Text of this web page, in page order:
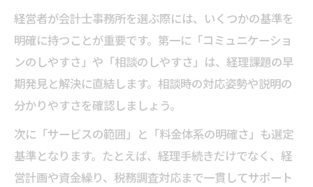
経営者が会計士事務所を選ぶ際には、いくつかの基準を
明確に持つことが重要です。第一に「コミュニケーショ
ンのしやすさ」や「相談のしやすさ」は、経理課題の早
期発見と解決に直結します。相談時の対応姿勢や説明の
分かりやすさを確認しましょう。
次に「サービスの範囲」と「料金体系の明確さ」も選定
基準となります。たとえば、経理手続きだけでなく、経
営計画や資金繰り、税務調査対応まで一貫してサポート